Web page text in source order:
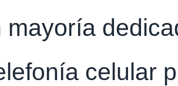
mayoría
celular